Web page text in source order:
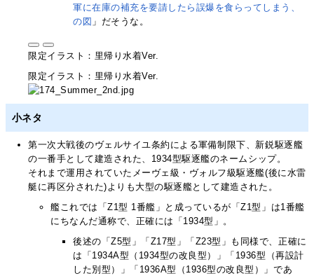
軍に在庫の補充を要請したら誤爆を食らってしまう、
の図 」だそうな。
限定イラスト：里帰り水着Ver.
限定イラスト：里帰り水着Ver.
小ネタ
第一次大戦後のヴェルサイユ条約による軍備制限下、新鋭駆逐艦
の一番手として建造された、1934型駆逐艦のネームシップ。
それまで運用されていたメーヴェ級・ヴォルフ級駆逐艦(後に水雷
艇に再区分された)よりも大型の駆逐艦として建造された。
艦これでは「Z1型 1番艦」と成っているが「Z1型」は1番艦
にちなんだ通称で、正確には「1934型」。
後述の「Z5型」「Z17型」「Z23型」も同様で、正確に
は「1934A型（1934型の改良型）」「1936型（再設計
した別型）」「1936A型（1936型の改良型）」であ